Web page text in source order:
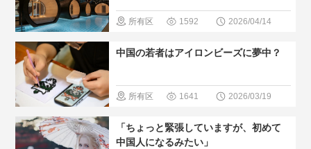
所有区
すすめ ＃
し方
1592 2026/04/14
中国の若者はアイロンビーズに夢中？
所有区
の暮らし方
1641 2026/03/19
「ちょっと緊張していますが、初めて
中国人になるみたい」